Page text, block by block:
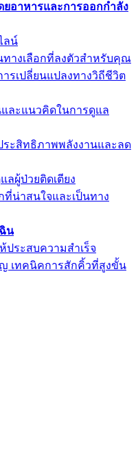
อาหารและการออกกำลัง
ลน์
ทางเลือกที่ลงตัวสำหรับคุณ
รเปลี่ยนแปลงทางวิถีชีวิต
ละแนวคิดในการดูแล
ระสิทธิภาพพลังงานและลด
ผู้ป่วยติดเตียง
น่าสนใจและเป็นทาง
น
ประสบความสำเร็จ
เทคนิคการสักคิ้วที่สูงขั้น